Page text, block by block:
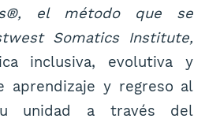
el método que se
Somatics Institute,
inclusiva, evolutiva y
aprendizaje y regreso al
unidad a través del